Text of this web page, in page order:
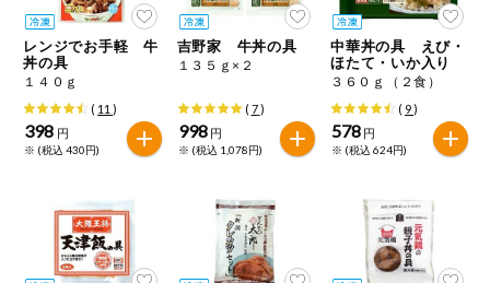
年間登録米
レンジでお手軽 牛
丼の具
１４０ｇ
( 11 )
398 円
※ (税込 430円)
吉野家 牛丼の具
１３５ｇ×２
( 7)
998 円
※ (税込 1,078円)
中華丼の具 えび・
ほたて・いか入り
３６０ｇ（２食）
( 9)
578 円
※ (税込 624円)